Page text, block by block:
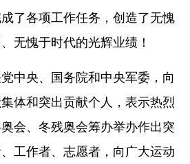
了各项工作任务，创造了无愧
无愧于时代的光辉业绩！
央、国务院和中央军委，向
体和突出贡献个人，表示热烈
会、冬残奥会筹办举办作出突
工作者、志愿者，向广大运动